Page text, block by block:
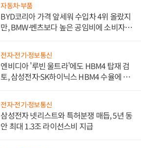
자동차·부품
BYD코리아 가격 앞세워 수입차 4위 올랐지
만, BMW·벤츠보다 높은 공임비에 소비자
전자·전기·정보통신
엔비디아 '루빈 울트라'에도 HBM4 탑재 검
토, 삼성전자·SK하이닉스 HBM4 수율에 주
전자·전기·정보통신
삼성전자 넷리스트와 특허분쟁 매듭, 5년 동
안 최대 1.3조 라이선스비 지급